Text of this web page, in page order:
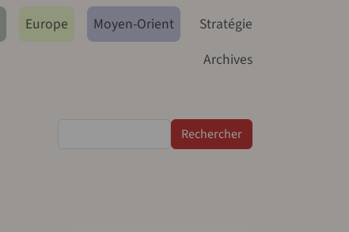
Europe Moyen-Orient
Stratégie
Archives